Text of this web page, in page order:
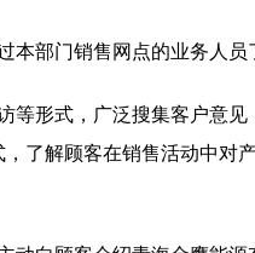
本部门销售网点的业务人
等形式，广泛搜集客户意
了解顾客在销售活动中对